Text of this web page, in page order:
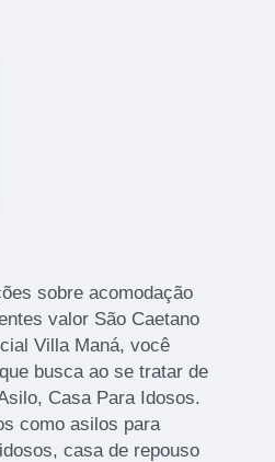
sobre acomodação
valor São Caetano
Villa Maná, você
busca ao se tratar de
Casa Para Idosos.
como asilos para
casa de repouso